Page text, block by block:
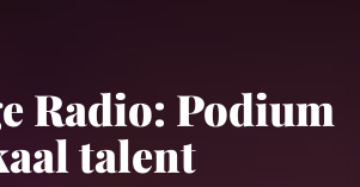
Radio: Podium
talent